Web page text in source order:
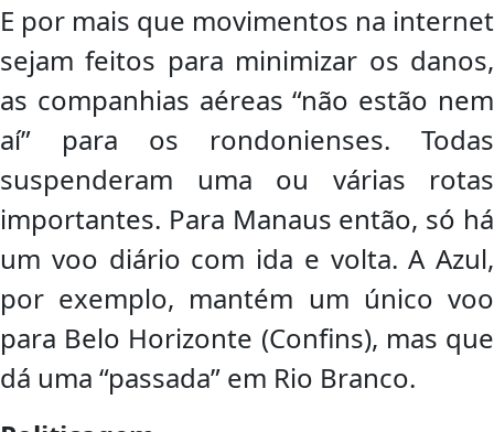
E por mais que movimentos na internet
sejam feitos para minimizar os danos,
as companhias aéreas “não estão nem
aí” para os rondonienses. Todas
suspenderam uma ou várias rotas
importantes. Para Manaus então, só há
um voo diário com ida e volta. A Azul,
por exemplo, mantém um único voo
para Belo Horizonte (Confins), mas que
dá uma “passada” em Rio Branco.